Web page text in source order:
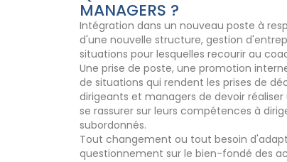
MANAGERS ?
Intégration dans un nouveau poste à
d'une nouvelle structure, gestion
situations pour lesquelles recourir au
Une prise de poste, une promotion
de situations qui rendent les prises de
dirigeants et managers de devoir
se rassurer sur leurs compétences à
subordonnés.
Tout changement ou tout besoin
questionnement sur le bien-fondé des